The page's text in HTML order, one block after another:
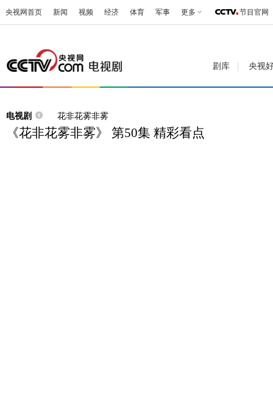
央视网首页 新闻 视频 经济 体育 军事 更多 节目官网
剧库 央视
电视剧 花非花雾非雾
《花非花雾非雾》 第50集 精彩看点